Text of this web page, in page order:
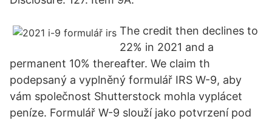
The credit then declines to
22% in 2021 and a
permanent 10% thereafter. We claim th
podepsaný a vyplněný formulář IRS W-9, aby
vám společnost Shutterstock mohla vyplácet
peníze. Formulář W-9 slouží jako potvrzení pod